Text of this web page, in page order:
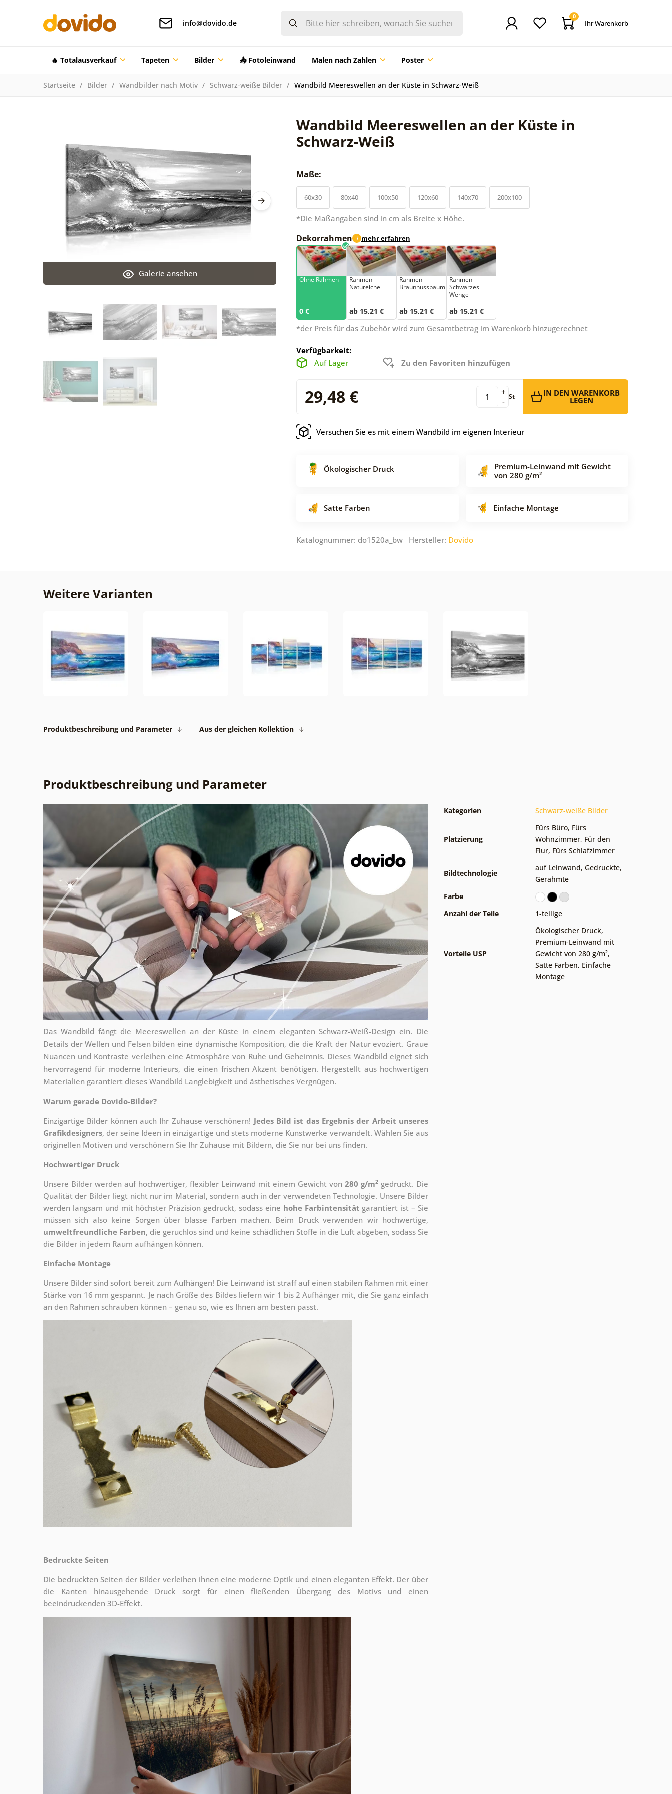
info@dovido.de
0
Ihr Warenkorb
🔥 Totalausverkauf Tapeten Bilder 📤 Fotoleinwand Malen nach Zahlen Poster
Startseite Bilder Wandbilder nach Motiv Schwarz-weiße Bilder Wandbild Meereswellen an der Küste in Schwarz-Weiß
Wandbild Meereswellen an der Küste in
Schwarz-Weiß
Galerie ansehen
Maße:
60x30 80x40 100x50 120x60 140x70 200x100
*Die Maßangaben sind in cm als Breite x Höhe.
Dekorrahmen i mehr erfahren
Ohne Rahmen
0 €
Rahmen –
Natureiche
ab 15,21 €
Rahmen –
Braunnussbaum
ab 15,21 €
Rahmen –
Schwarzes
Wenge
ab 15,21 €
*der Preis für das Zubehör wird zum Gesamtbetrag im Warenkorb hinzugerechnet
Verfügbarkeit:
Auf Lager
Zu den Favoriten hinzufügen
29,48 € -
+ St IN DEN WARENKORB
LEGEN
Versuchen Sie es mit einem Wandbild im eigenen Interieur
Ökologischer Druck
Premium-Leinwand mit Gewicht
von 280 g/m²
Satte Farben Einfache Montage
Katalognummer: do1520a_bw Hersteller: Dovido
Weitere Varianten
Produktbeschreibung und Parameter Aus der gleichen Kollektion
Produktbeschreibung und Parameter
Das Wandbild fängt die Meereswellen an der Küste in einem eleganten Schwarz-Weiß-Design ein. Die
Details der Wellen und Felsen bilden eine dynamische Komposition, die die Kraft der Natur evoziert. Graue
Nuancen und Kontraste verleihen eine Atmosphäre von Ruhe und Geheimnis. Dieses Wandbild eignet sich
hervorragend für moderne Interieurs, die einen frischen Akzent benötigen. Hergestellt aus hochwertigen
Materialien garantiert dieses Wandbild Langlebigkeit und ästhetisches Vergnügen.
Warum gerade Dovido-Bilder?
Einzigartige Bilder können auch Ihr Zuhause verschönern! Jedes Bild ist das Ergebnis der Arbeit unseres
Grafikdesigners, der seine Ideen in einzigartige und stets moderne Kunstwerke verwandelt. Wählen Sie aus
originellen Motiven und verschönern Sie Ihr Zuhause mit Bildern, die Sie nur bei uns finden.
Hochwertiger Druck
Unsere Bilder werden auf hochwertiger, flexibler Leinwand mit einem Gewicht von 280 g/m2 gedruckt. Die
Qualität der Bilder liegt nicht nur im Material, sondern auch in der verwendeten Technologie. Unsere Bilder
werden langsam und mit höchster Präzision gedruckt, sodass eine hohe Farbintensität garantiert ist – Sie
müssen sich also keine Sorgen über blasse Farben machen. Beim Druck verwenden wir hochwertige,
umweltfreundliche Farben, die geruchlos sind und keine schädlichen Stoffe in die Luft abgeben, sodass Sie
die Bilder in jedem Raum aufhängen können.
Einfache Montage
Unsere Bilder sind sofort bereit zum Aufhängen! Die Leinwand ist straff auf einen stabilen Rahmen mit einer
Stärke von 16 mm gespannt. Je nach Größe des Bildes liefern wir 1 bis 2 Aufhänger mit, die Sie ganz einfach
an den Rahmen schrauben können – genau so, wie es Ihnen am besten passt.
Bedruckte Seiten
Die bedruckten Seiten der Bilder verleihen ihnen eine moderne Optik und einen eleganten Effekt. Der über
die Kanten hinausgehende Druck sorgt für einen fließenden Übergang des Motivs und einen
beeindruckenden 3D-Effekt.
Kategorien Schwarz-weiße Bilder
Platzierung
Fürs Büro, Fürs
Wohnzimmer, Für den
Flur, Fürs Schlafzimmer
Bildtechnologie
auf Leinwand, Gedruckte,
Gerahmte
Farbe
Anzahl der Teile
1-teilige
Vorteile USP
Ökologischer Druck,
Premium-Leinwand mit
Gewicht von 280 g/m²,
Satte Farben, Einfache
Montage